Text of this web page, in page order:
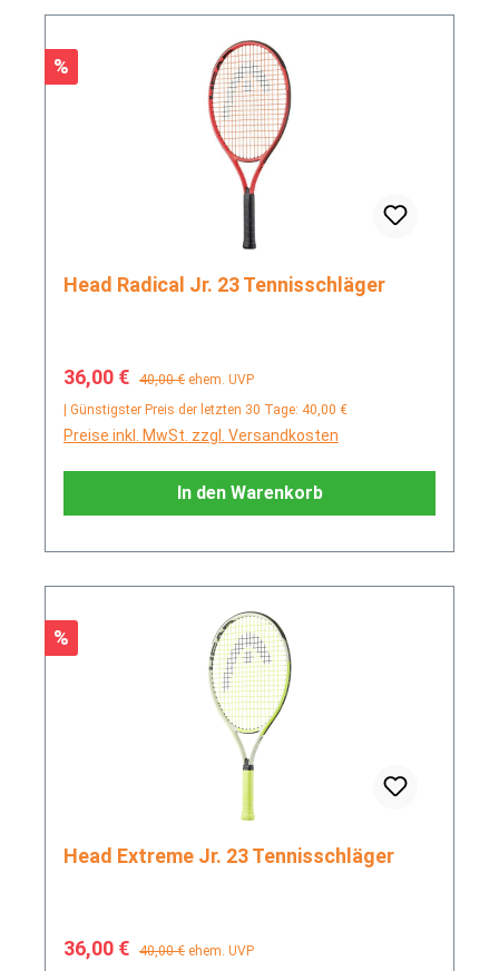
Rabatt
%
Head Radical Jr. 23 Tennisschläger
Verkaufspreis:
36,00 € Regulärer Preis:
40,00 € ehem. UVP
| Günstigster Preis der letzten 30 Tage: 40,00 €
Preise inkl. MwSt. zzgl. Versandkosten
In den Warenkorb
Rabatt
%
Head Extreme Jr. 23 Tennisschläger
Verkaufspreis:
36,00 € Regulärer Preis:
40,00 € ehem. UVP